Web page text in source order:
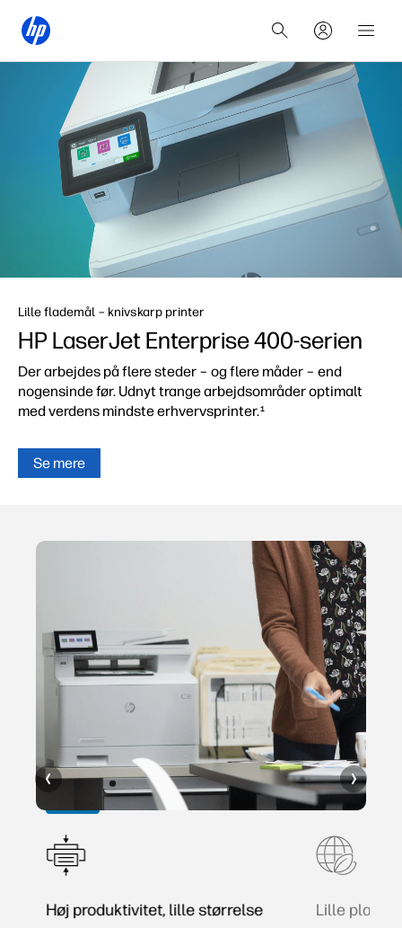
Lille flademål – knivskarp printer
HP LaserJet Enterprise400-serien
Der arbejdes på flere steder – og flere måder – end
nogensinde før. Udnyt trange arbejdsområder optimalt
med verdens mindste erhvervsprinter.1
Se mere
Høj produktivitet, lille størrelse Lille